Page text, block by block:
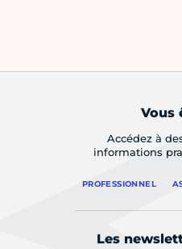
Vous
Accédez à
informations
PROFESSIONNEL
Les